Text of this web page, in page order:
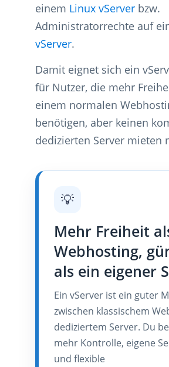
einem Linux vServer bzw.
Administratorrechte auf
vServer.
Damit eignet sich ein
für Nutzer, die mehr
einem normalen
benötigen, aber keinen
dedizierten Server mieten
💡
Mehr Freiheit
Webhosting,
als ein eigener
Ein vServer ist ein guter
zwischen klassischem
dediziertem Server. Du
mehr Kontrolle, eigene
und flexible